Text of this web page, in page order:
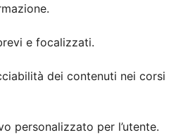
e focalizzati.
dei contenuti nei corsi
personalizzato per l’utente.